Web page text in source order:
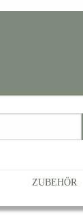
ZUBEHÖR